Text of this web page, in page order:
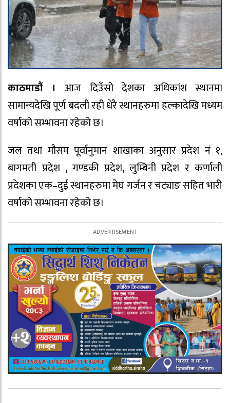
काठमाडौं । आज दिउँसो देशका अधिकांश स्थानमा
सामान्यदेखि पूर्ण बदली रही धेरै स्थानहरुमा हल्कादेखि मध्यम
वर्षाको सम्भावना रहेको छ।
जल तथा मौसम पूर्वानुमान शाखाका अनुसार प्रदेश नं १,
बागमती प्रदेश , गण्डकी प्रदेश, लुम्बिनी प्रदेश र कर्णाली
प्रदेशका एक–दुई स्थानहरुमा मेघ गर्जन र चट्याङ सहित भारी
वर्षाको सम्भावना रहेको छ।